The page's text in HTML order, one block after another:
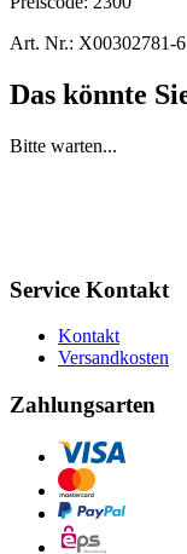
Art. Nr.: X00302781-6
Das könnte
Bitte warten...
Service Kontakt
Kontakt
Versandkosten
Zahlungsarten